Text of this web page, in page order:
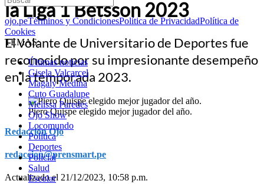
ojo.peTérminos y CondicionesPolítica de PrivacidadPolítica de
Cookies
TEMAS:
Últimas noticias
Gisela Valcarcel
Magaly Medina
Cuto Guadalupe
Melissa Paredes
Ojo Show
Locomundo
Política
Deportes
Policial
Salud
Escolar
la Liga 1 Betsson 2023
El volante de Universitario de Deportes fue
reconocido por su impresionante desempeño
en la temporada 2023.
Piero Quispe elegido mejor jugador del año.
Redacción Ojo
redaccion@prensmart.pe
Actualizado el 21/12/2023, 10:58 p.m.